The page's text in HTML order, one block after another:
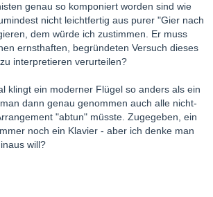
genau so komponiert worden sind wie
nicht leichtfertig aus purer "Gier nach
dem würde ich zustimmen. Er muss
ernsthaften, begründeten Versuch dieses
interpretieren verurteilen?
klingt ein moderner Flügel so anders als ein
dann genau genommen auch alle nicht-
"abtun" müsste. Zugegeben, ein
noch ein Klavier - aber ich denke man
will?